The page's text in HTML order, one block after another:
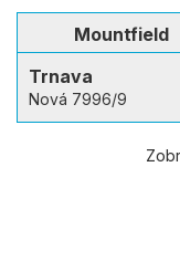
Mountfield
Trnava
Nová 7996/9